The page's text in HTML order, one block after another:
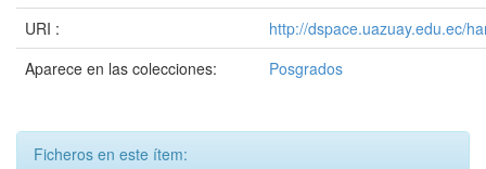
URI :
http://dspace.uazuay.edu.ec/
Aparece en las colecciones:
Posgrados
Ficheros en este ítem: